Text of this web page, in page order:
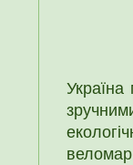
Україна